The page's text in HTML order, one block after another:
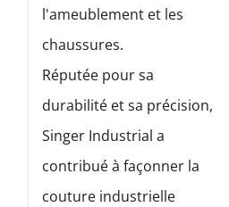
l'ameublement et les
chaussures.
Réputée pour sa
durabilité et sa précision,
Singer Industrial a
contribué à façonner la
couture industrielle